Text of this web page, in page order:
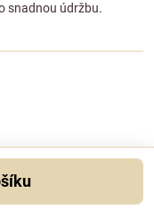
snadnou údržbu.